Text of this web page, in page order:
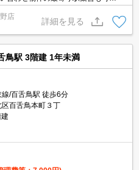
は、当店ではクレジット決済が可
頂けますよ♪
店
詳細を見る
鳥駅 3階建 1年未満
/百舌鳥駅 徒歩6分
百舌鳥本町３丁